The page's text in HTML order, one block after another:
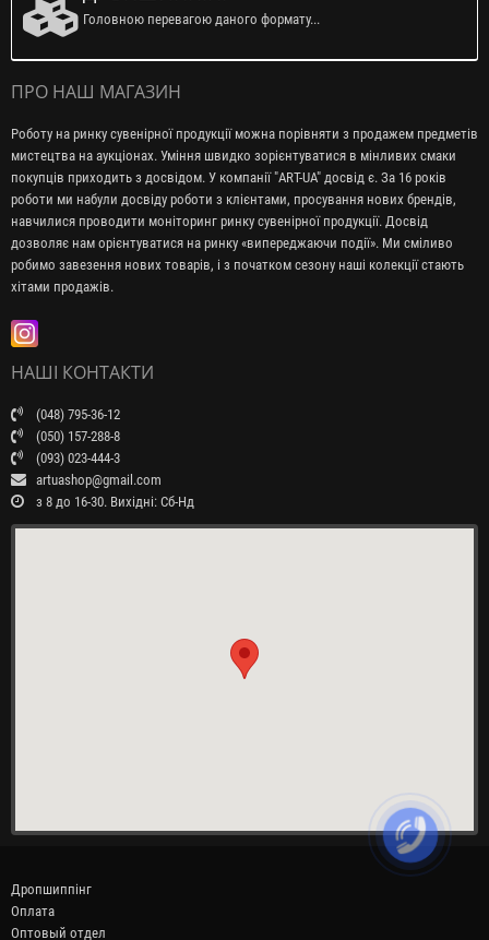
Головною перевагою даного формату...
ПРО НАШ МАГАЗИН
Роботу на ринку сувенірної продукції можна порівняти з продажем предметів
мистецтва на аукціонах. Уміння швидко зорієнтуватися в мінливих смаки
покупців приходить з досвідом. У компанії "ART-UA" досвід є. За 16 років
роботи ми набули досвіду роботи з клієнтами, просування нових брендів,
навчилися проводити моніторинг ринку сувенірної продукції. Досвід
дозволяє нам орієнтуватися на ринку «випереджаючи події». Ми сміливо
робимо завезення нових товарів, і з початком сезону наші колекції стають
хітами продажів.
НАШІ КОНТАКТИ
(048) 795-36-12
(050) 157-288-8
(093) 023-444-3
artuashop@gmail.com
з 8 до 16-30. Вихідні: Сб-Нд
Дропшиппінг
Оплата
Оптовый отдел